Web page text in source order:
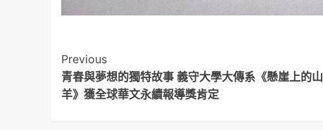
Post
Navigation
Previous
青春與夢想的獨特故事 義守大學大傳系《懸崖上的山
羊》獲全球華文永續報導獎肯定